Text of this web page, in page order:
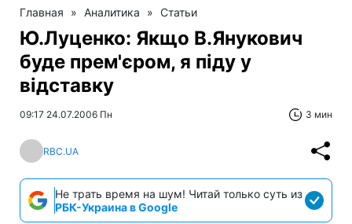
Главная » Аналитика » Статьи
Ю.Луценко: Якщо В.Янукович
буде прем'єром, я піду у
відставку
09:17 24.07.2006 Пн 3 мин
RBC.UA
Не трать время на шум! Читай только суть из
РБК-Украина в Google